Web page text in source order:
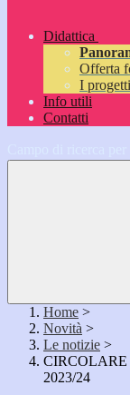
Didattica
Offerta
I
Info utili
Contatti
Home >
Novità >
Le notizie >
CIRCOLARE
2023/24